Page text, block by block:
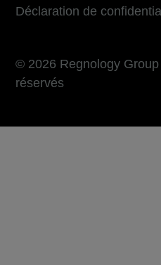
Déclaration de
© 2026 Regnology
réservés